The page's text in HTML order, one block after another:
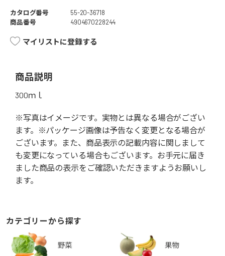
カタログ番号
55-20-36718
商品番号
4904670228244
マイリストに登録する
商品説明
300ｍｌ
※写真はイメージです。実物とは異なる場合がござい
ます。※パッケージ画像は予告なく変更となる場合が
ございます。また、商品表示の記載内容に関しまして
も変更になっている場合もございます。お手元に届き
ました商品の表示をご確認いただきますようお願いし
ます。
カテゴリーから探す